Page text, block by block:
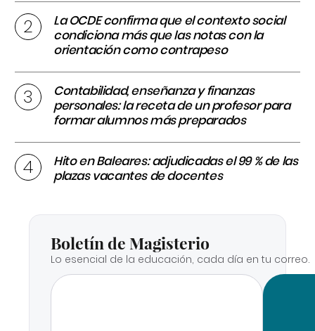
La OCDE confirma que el contexto social
condiciona más que las notas con la
orientación como contrapeso
Contabilidad, enseñanza y finanzas
personales: la receta de un profesor para
formar alumnos más preparados
Hito en Baleares: adjudicadas el 99 % de las
plazas vacantes de docentes
Boletín de Magisterio
Lo esencial de la educación, cada día en tu correo.